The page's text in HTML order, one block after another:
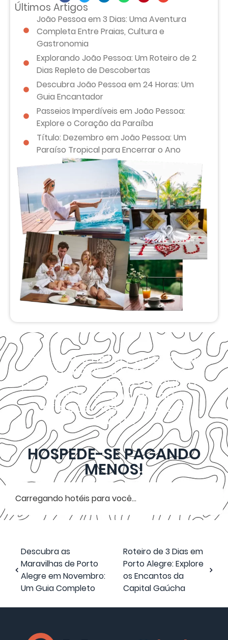
Últimos Artigos
João Pessoa em 3 Dias: Uma Aventura
Completa Entre Praias, Cultura e
Gastronomia
Explorando João Pessoa: Um Roteiro de 2
Dias Repleto de Descobertas
Descubra João Pessoa em 24 Horas: Um
Guia Encantador
Passeios Imperdíveis em João Pessoa:
Explore o Coração da Paraíba
Título: Dezembro em João Pessoa: Um
Paraíso Tropical para Encerrar o Ano
Encontre o hotel perfeito para
sua próxima Viagem ao
pesquisar abaixo e descubra a
incrível economia que
oferecemos em nossas
tarifas.
HOSPEDE-SE PAGANDO
MENOS!
Carregando hotéis para você...
Descubra as
Maravilhas de Porto
Alegre em Novembro:
Um Guia Completo
Roteiro de 3 Dias em
Porto Alegre: Explore
os Encantos da
Capital Gaúcha